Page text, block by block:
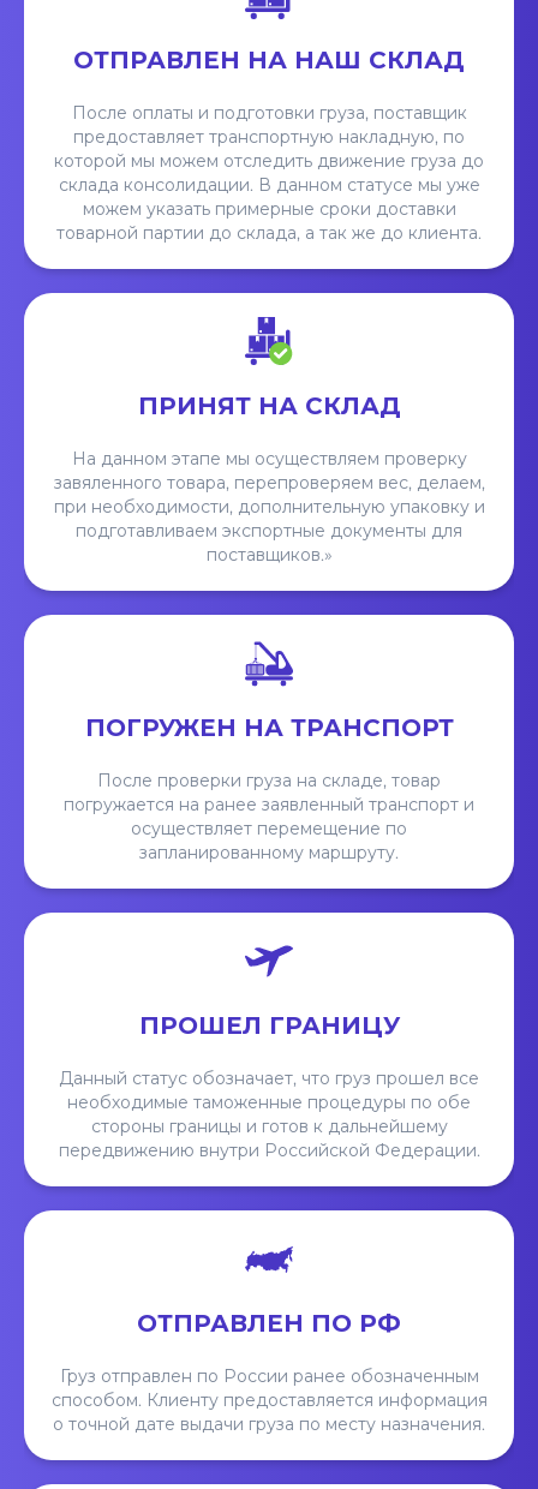
ОТПРАВЛЕН НА НАШ СКЛАД
После оплаты и подготовки груза, поставщик
предоставляет транспортную накладную, по
которой мы можем отследить движение груза до
склада консолидации. В данном статусе мы уже
можем указать примерные сроки доставки
товарной партии до склада, а так же до клиента.
ПРИНЯТ НА СКЛАД
На данном этапе мы осуществляем проверку
завяленного товара, перепроверяем вес, делаем,
при необходимости, дополнительную упаковку и
подготавливаем экспортные документы для
поставщиков.»
ПОГРУЖЕН НА ТРАНСПОРТ
После проверки груза на складе, товар
погружается на ранее заявленный транспорт и
осуществляет перемещение по
запланированному маршруту.
ПРОШЕЛ ГРАНИЦУ
Данный статус обозначает, что груз прошел все
необходимые таможенные процедуры по обе
стороны границы и готов к дальнейшему
передвижению внутри Российской Федерации.
ОТПРАВЛЕН ПО РФ
Груз отправлен по России ранее обозначенным
способом. Клиенту предоставляется информация
о точной дате выдачи груза по месту назначения.